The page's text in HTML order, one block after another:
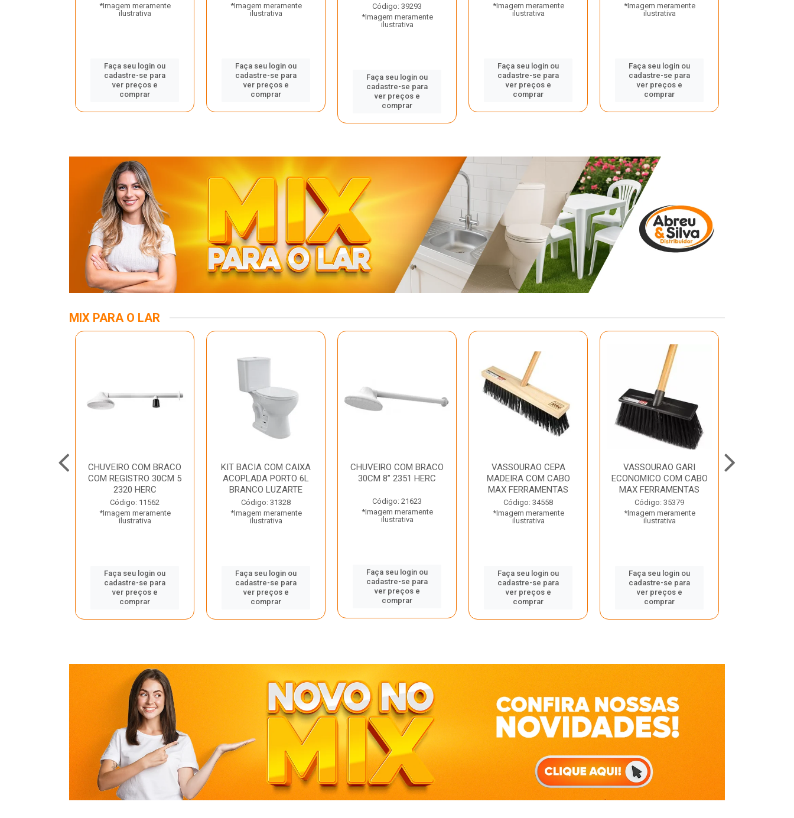
*Imagem meramente
ilustrativa
Faça seu login ou
cadastre-se para
ver preços e
comprar
*Imagem meramente
ilustrativa
Faça seu login ou
cadastre-se para
ver preços e
comprar
Código: 39293
*Imagem meramente
ilustrativa
Faça seu login ou
cadastre-se para
ver preços e
comprar
*Imagem meramente
ilustrativa
Faça seu login ou
cadastre-se para
ver preços e
comprar
*Imagem meramente
ilustrativa
Faça seu login ou
cadastre-se para
ver preços e
comprar
MIX PARA O LAR
CHUVEIRO COM BRACO
COM REGISTRO 30CM 5
2320 HERC
Código: 11562
*Imagem meramente
ilustrativa
Faça seu login ou
cadastre-se para
ver preços e
comprar
KIT BACIA COM CAIXA
ACOPLADA PORTO 6L
BRANCO LUZARTE
Código: 31328
*Imagem meramente
ilustrativa
Faça seu login ou
cadastre-se para
ver preços e
comprar
CHUVEIRO COM BRACO
30CM 8” 2351 HERC
Código: 21623
*Imagem meramente
ilustrativa
Faça seu login ou
cadastre-se para
ver preços e
comprar
VASSOURAO CEPA
MADEIRA COM CABO
MAX FERRAMENTAS
Código: 34558
*Imagem meramente
ilustrativa
Faça seu login ou
cadastre-se para
ver preços e
comprar
VASSOURAO GARI
ECONOMICO COM CABO
MAX FERRAMENTAS
Código: 35379
*Imagem meramente
ilustrativa
Faça seu login ou
cadastre-se para
ver preços e
comprar